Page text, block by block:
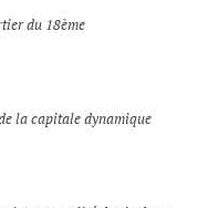
du 18ème
la capitale dynamique